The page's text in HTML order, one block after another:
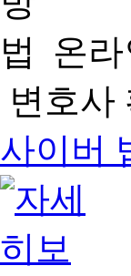
온
변호사
사이버